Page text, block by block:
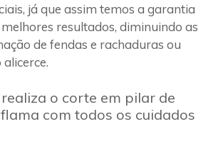
já que assim temos a garantia
resultados, diminuindo as
de fendas e rachaduras ou
o corte em pilar de
com todos os cuidados